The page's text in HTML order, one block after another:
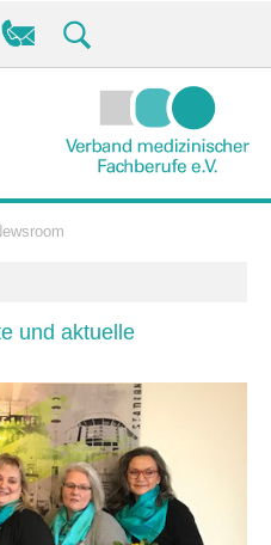
und aktuelle